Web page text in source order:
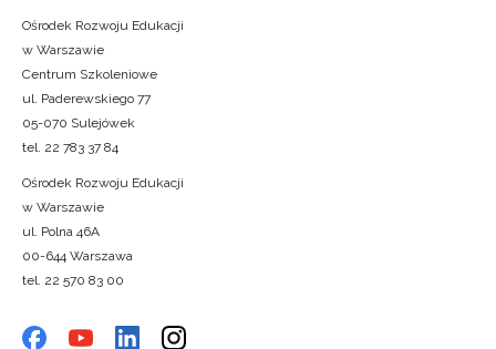
Ośrodek Rozwoju Edukacji
w Warszawie
Centrum Szkoleniowe
ul. Paderewskiego 77
05-070 Sulejówek
tel. 22 783 37 84
Ośrodek Rozwoju Edukacji
w Warszawie
ul. Polna 46A
00-644 Warszawa
tel. 22 570 83 00